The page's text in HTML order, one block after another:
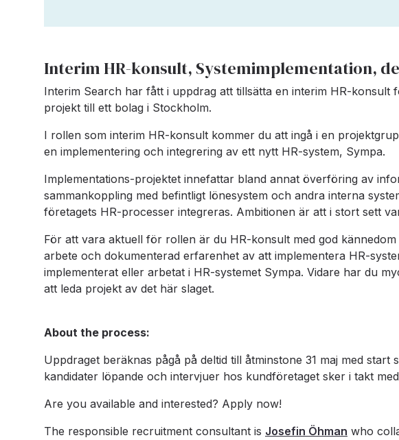
Interim HR-konsult, Systemimplementation,
Interim Search har fått i uppdrag att tillsätta en interim HR-konsult
projekt till ett bolag i Stockholm.
I rollen som interim HR-konsult kommer du att ingå i en
en implementering och integrering av ett nytt HR-system, Sympa.
Implementations-projektet innefattar bland annat överföring av
sammankoppling med befintligt lönesystem och andra interna
företagets HR-processer integreras. Ambitionen är att i stort sett
För att vara aktuell för rollen är du HR-konsult med god
arbete och dokumenterad erfarenhet av att implementera HR-
implementerat eller arbetat i HR-systemet Sympa. Vidare har du
att leda projekt av det här slaget.
About the process:
Uppdraget beräknas pågå på deltid till åtminstone 31 maj med start
kandidater löpande och intervjuer hos kundföretaget sker i takt
Are you available and interested? Apply now!
The responsible recruitment consultant is Josefin Öhman who